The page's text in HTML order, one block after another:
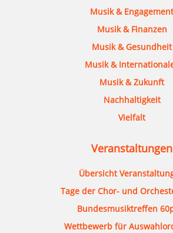
Musik & Engagement
Musik & Finanzen
Musik & Gesundheit
Musik &
Musik & Zukunft
Nachhaltigkeit
Vielfalt
Veranstaltungen
Übersicht
Tage der Chor- und
Bundesmusiktreffen
Wettbewerb für